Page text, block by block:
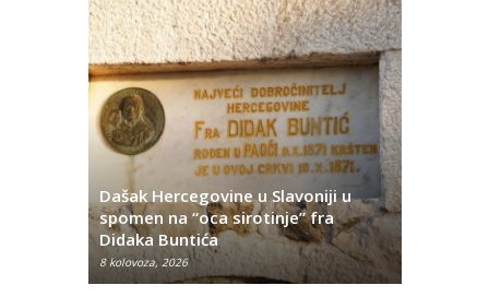
Dašak Hercegovine u Slavoniji u
spomen na “oca sirotinje” fra
Didaka Buntića
8 kolovoza, 2026